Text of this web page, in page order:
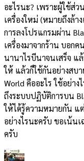
อะไรนะ? เพราะผู้ใช้ส่
เครื่องใหม่ (หมายถึงล้า
การลงโปรแกรมผ่าน
เครื่องมาจากร้าน บอกค
นานาไรบีนาจนเสร็จ
ให้ แล้วก็ใช้กันอย่างสบา
World คืออะไร ใช้อย่า
ถึงระบบปฏิบัติการบน
ให้ได้รู้ความหมายกัน แต่
อย่างไรนะครับ ขอเน้น
ครับ